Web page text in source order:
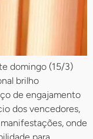
domingo (15/3)
brilho
de engajamento
dos vencedores,
onde